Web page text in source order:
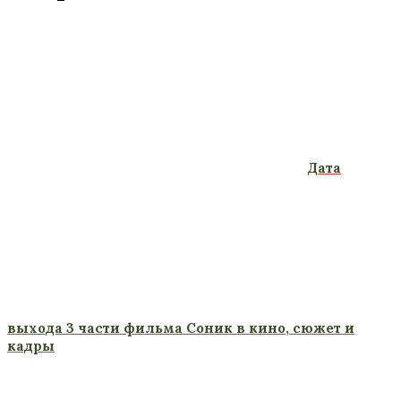
Дата
выхода 3 части фильма Соник в кино, сюжет и
кадры